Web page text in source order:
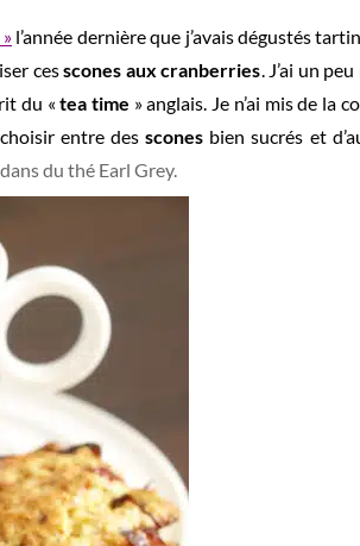
l’année dernière que j’avais dégustés
cesscones aux cranberries. J’ai un
du «tea time » anglais. Je n’ai mis de
entre desscones bien sucrés et
du thé Earl Grey.